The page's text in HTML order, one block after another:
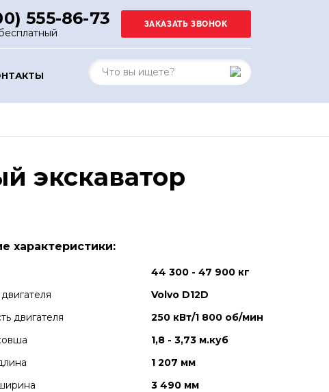
555-86-73
экскаватор
характеристики:
44 300 - 47 900 кг
Volvo D12D
двигателя
250 кВт/1 800 об/мин
1,8 - 3,73 м.куб
1 207 мм
3 490 мм